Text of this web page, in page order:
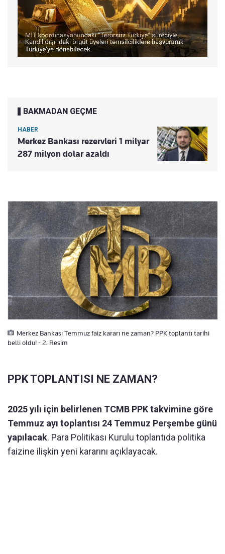
BAKMADAN GEÇME
HABER
Merkez Bankası rezervleri 1 milyar
287 milyon dolar azaldı
Merkez Bankası Temmuz faiz kararı ne zaman? PPK toplantı tarihi
belli oldu! - 2. Resim
PPK TOPLANTISI NE ZAMAN?
2025 yılı için belirlenen TCMB PPK takvimine göre
Temmuz ayı toplantısı 24 Temmuz Perşembe günü
yapılacak. Para Politikası Kurulu toplantıda politika
faizine ilişkin yeni kararını açıklayacak.